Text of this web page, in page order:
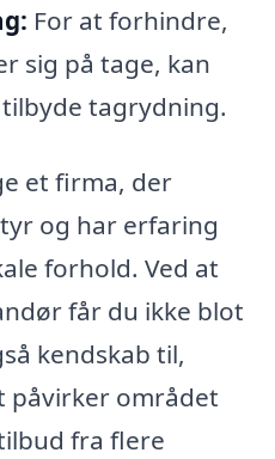
For at forhindre,
sig på tage, kan
tagrydning.
et firma, der
og har erfaring
forhold. Ved at
får du ikke blot
kendskab til,
påvirker området
fra flere